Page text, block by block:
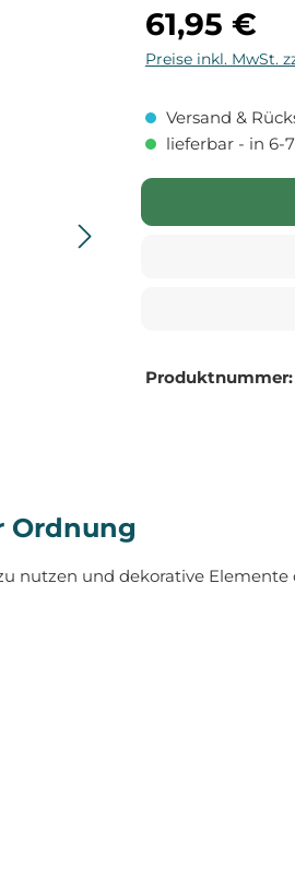
Regulärer Preis:
61,95 €
Preise inkl. MwSt.
Versand &
lieferbar - in 6-
Produktnummer:
Ordnung
nutzen und dekorative